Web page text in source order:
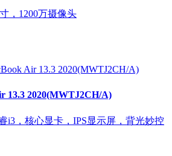
，1200万摄像头
13.3 2020(MWTJ2CH/A)
i3，核心显卡，IPS显示屏，背光妙控